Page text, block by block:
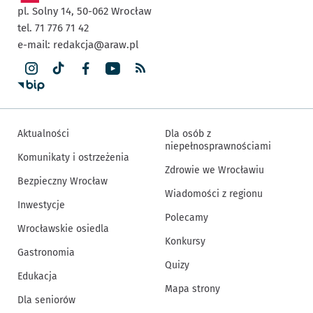
pl. Solny 14, 50-062 Wrocław
tel. 71 776 71 42
e-mail: redakcja@araw.pl
Aktualności
Komunikaty i ostrzeżenia
Bezpieczny Wrocław
Inwestycje
Wrocławskie osiedla
Gastronomia
Edukacja
Dla seniorów
Dla osób z
niepełnosprawnościami
Zdrowie we Wrocławiu
Wiadomości z regionu
Polecamy
Konkursy
Quizy
Mapa strony